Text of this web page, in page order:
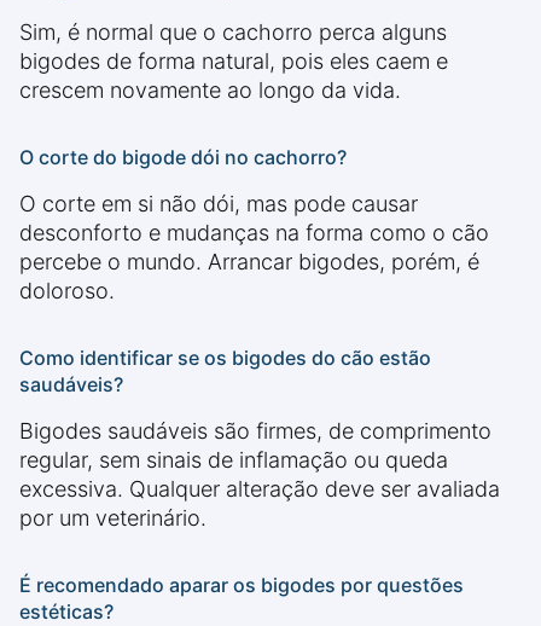
Sim, é normal que o cachorro perca alguns
bigodes de forma natural, pois eles caem e
crescem novamente ao longo da vida.
O corte do bigode dói no cachorro?
O corte em si não dói, mas pode causar
desconforto e mudanças na forma como o cão
percebe o mundo. Arrancar bigodes, porém, é
doloroso.
Como identificar se os bigodes do cão estão
saudáveis?
Bigodes saudáveis são firmes, de comprimento
regular, sem sinais de inflamação ou queda
excessiva. Qualquer alteração deve ser avaliada
por um veterinário.
É recomendado aparar os bigodes por questões
estéticas?